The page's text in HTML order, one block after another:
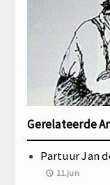
Gerelateerde
Partuur Jan
11.jun